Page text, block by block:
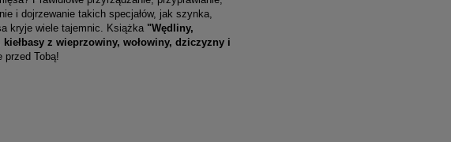
i dojrzewanie takich specjałów, jak szynka,
kryje wiele tajemnic. Książka "Wędliny,
z wieprzowiny, wołowiny, dziczyzny i
Tobą!